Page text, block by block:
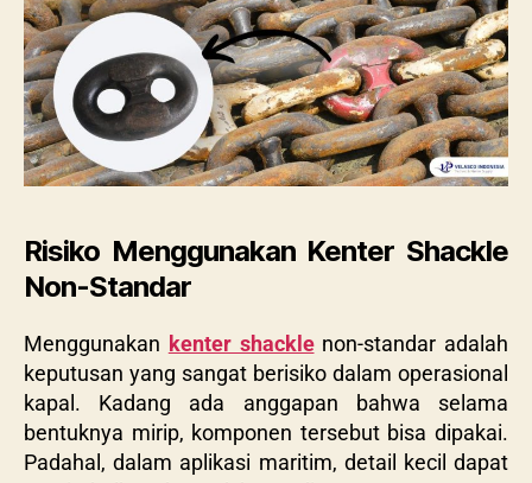
Risiko Menggunakan Kenter Shackle
Non-Standar
Menggunakan kenter shacklenon-standar adalah
keputusan yang sangat berisiko dalam operasional
kapal. Kadang ada anggapan bahwa selama
bentuknya mirip, komponen tersebut bisa dipakai.
Padahal, dalam aplikasi maritim, detail kecil dapat